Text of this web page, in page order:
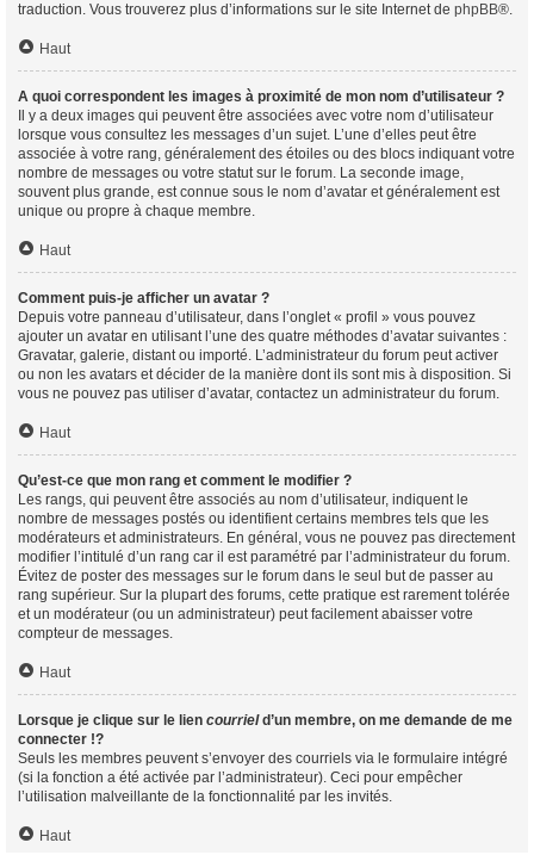
traduction. Vous trouverez plus d’informations sur le site Internet de phpBB®.
Haut
A quoi correspondent les images à proximité de mon nom d’utilisateur ?
Il y a deux images qui peuvent être associées avec votre nom d’utilisateur
lorsque vous consultez les messages d’un sujet. L’une d’elles peut être
associée à votre rang, généralement des étoiles ou des blocs indiquant votre
nombre de messages ou votre statut sur le forum. La seconde image,
souvent plus grande, est connue sous le nom d’avatar et généralement est
unique ou propre à chaque membre.
Haut
Comment puis-je afficher un avatar ?
Depuis votre panneau d’utilisateur, dans l’onglet « profil » vous pouvez
ajouter un avatar en utilisant l’une des quatre méthodes d’avatar suivantes :
Gravatar, galerie, distant ou importé. L’administrateur du forum peut activer
ou non les avatars et décider de la manière dont ils sont mis à disposition. Si
vous ne pouvez pas utiliser d’avatar, contactez un administrateur du forum.
Haut
Qu’est-ce que mon rang et comment le modifier ?
Les rangs, qui peuvent être associés au nom d’utilisateur, indiquent le
nombre de messages postés ou identifient certains membres tels que les
modérateurs et administrateurs. En général, vous ne pouvez pas directement
modifier l’intitulé d’un rang car il est paramétré par l’administrateur du forum.
Évitez de poster des messages sur le forum dans le seul but de passer au
rang supérieur. Sur la plupart des forums, cette pratique est rarement tolérée
et un modérateur (ou un administrateur) peut facilement abaisser votre
compteur de messages.
Haut
Lorsque je clique sur le lien courrield’un membre, on me demande de me
connecter !?
Seuls les membres peuvent s’envoyer des courriels via le formulaire intégré
(si la fonction a été activée par l’administrateur). Ceci pour empêcher
l’utilisation malveillante de la fonctionnalité par les invités.
Haut